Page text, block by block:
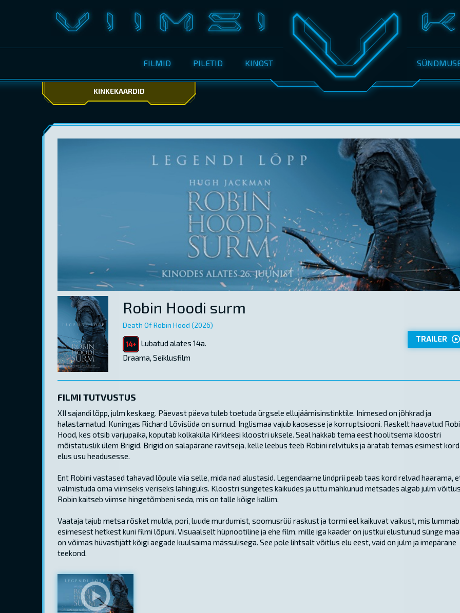
FILMID PILETID KINOST
KINKEKAARDID
Robin Hoodi surm
Death Of Robin Hood (2026)
Lubatud alates 14a.
Draama, Seiklusfilm
TRAILER
FILMI TUTVUSTUS
XII sajandi lõpp, julm keskaeg. Päevast päeva tuleb toetuda ürgsele ellujäämisinstinktile. Inimesed on jõhkrad ja
halastamatud. Kuningas Richard Lõvisüda on surnud. Inglismaa vajub kaosesse ja korruptsiooni. Raskelt haavatud
Hood, kes otsib varjupaika, koputab kolkaküla Kirkleesi kloostri uksele. Seal hakkab tema eest hoolitsema kloostri
mõistatuslik ülem Brigid. Brigid on salapärane ravitseja, kelle leebus teeb Robini relvituks ja äratab temas esimest
elus usu headusesse.
Ent Robini vastased tahavad lõpule viia selle, mida nad alustasid. Legendaarne lindprii peab taas kord relvad haarama,
valmistuda oma viimseks veriseks lahinguks. Kloostri süngetes käikudes ja uttu mähkunud metsades algab julm
Robin kaitseb viimse hingetõmbeni seda, mis on talle kõige kallim.
Vaataja tajub metsa rõsket mulda, pori, luude murdumist, soomusrüü raskust ja tormi eel kaikuvat vaikust, mis lummab
esimesest hetkest kuni filmi lõpuni. Visuaalselt hüpnootiline ja ehe film, mille iga kaader on justkui elustunud sünge
on võimas hüvastijätt kõigi aegade kuulsaima mässulisega. See pole lihtsalt võitlus elu eest, vaid on julm ja imepärane
teekond.